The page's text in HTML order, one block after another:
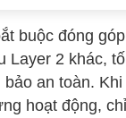
buộc đóng
Layer 2 khác,
an toàn.
hoạt động,